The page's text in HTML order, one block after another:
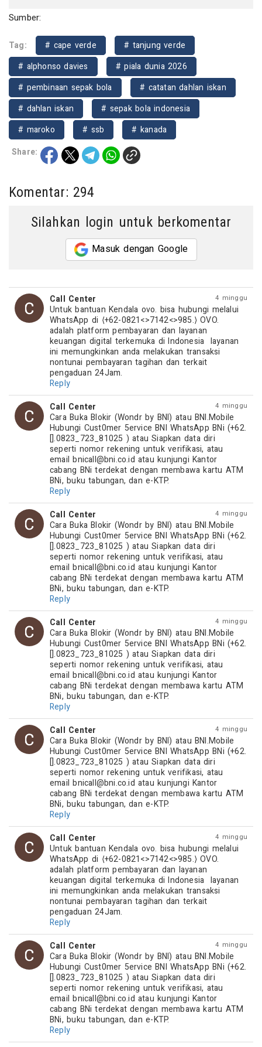
Sumber:
Tag: # cape verde
# tanjung verde
# alphonso davies
# piala dunia 2026
# pembinaan sepak bola
# catatan dahlan iskan
# dahlan iskan
# sepak bola indonesia
# maroko
# ssb
# kanada
Share:
Komentar: 294
Silahkan login untuk berkomentar
Masuk dengan Google
4 minggu
Call Center
Untuk bantuan Kendala ovo. bisa hubungi melalui
WhatsApp di ⟨+62-0821<>7142<>985.⟩ OVO.
adalah platform pembayaran dan layanan
keuangan digital terkemuka di Indonesia  layanan
ini memungkinkan anda melakukan transaksi
nontunai pembayaran tagihan dan terkait
pengaduan 24Jam.
Reply
4 minggu
Call Center
Cara Buka Blokir (Wondr by BNI) atau BNI.Mobile
Hubungi Cust0mer 5ervice BNI WhatsApp BNi (+62.
[].0823_723_81025 ) atau Siapkan data diri
seperti nomor rekening untuk verifikasi, atau
email bnicall@bni.co.id atau kunjungi Kantor
cabang BNi terdekat dengan membawa kartu ATM
BNi, buku tabungan, dan e-KTP.
Reply
4 minggu
Call Center
Cara Buka Blokir (Wondr by BNI) atau BNI.Mobile
Hubungi Cust0mer 5ervice BNI WhatsApp BNi (+62.
[].0823_723_81025 ) atau Siapkan data diri
seperti nomor rekening untuk verifikasi, atau
email bnicall@bni.co.id atau kunjungi Kantor
cabang BNi terdekat dengan membawa kartu ATM
BNi, buku tabungan, dan e-KTP.
Reply
4 minggu
Call Center
Cara Buka Blokir (Wondr by BNI) atau BNI.Mobile
Hubungi Cust0mer 5ervice BNI WhatsApp BNi (+62.
[].0823_723_81025 ) atau Siapkan data diri
seperti nomor rekening untuk verifikasi, atau
email bnicall@bni.co.id atau kunjungi Kantor
cabang BNi terdekat dengan membawa kartu ATM
BNi, buku tabungan, dan e-KTP.
Reply
4 minggu
Call Center
Cara Buka Blokir (Wondr by BNI) atau BNI.Mobile
Hubungi Cust0mer 5ervice BNI WhatsApp BNi (+62.
[].0823_723_81025 ) atau Siapkan data diri
seperti nomor rekening untuk verifikasi, atau
email bnicall@bni.co.id atau kunjungi Kantor
cabang BNi terdekat dengan membawa kartu ATM
BNi, buku tabungan, dan e-KTP.
Reply
4 minggu
Call Center
Untuk bantuan Kendala ovo. bisa hubungi melalui
WhatsApp di ⟨+62-0821<>7142<>985.⟩ OVO.
adalah platform pembayaran dan layanan
keuangan digital terkemuka di Indonesia  layanan
ini memungkinkan anda melakukan transaksi
nontunai pembayaran tagihan dan terkait
pengaduan 24Jam.
Reply
4 minggu
Call Center
Cara Buka Blokir (Wondr by BNI) atau BNI.Mobile
Hubungi Cust0mer 5ervice BNI WhatsApp BNi (+62.
[].0823_723_81025 ) atau Siapkan data diri
seperti nomor rekening untuk verifikasi, atau
email bnicall@bni.co.id atau kunjungi Kantor
cabang BNi terdekat dengan membawa kartu ATM
BNi, buku tabungan, dan e-KTP.
Reply